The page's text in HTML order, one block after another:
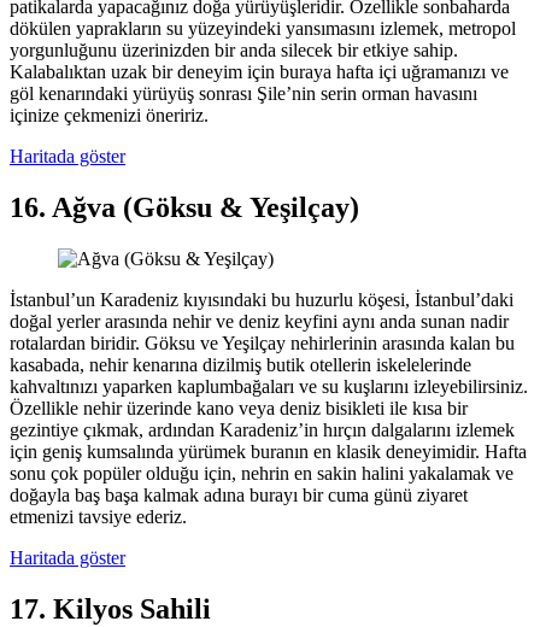
patikalarda yapacağınız doğa yürüyüşleridir. Özellikle sonbaharda
dökülen yaprakların su yüzeyindeki yansımasını izlemek, metropol
yorgunluğunu üzerinizden bir anda silecek bir etkiye sahip.
Kalabalıktan uzak bir deneyim için buraya hafta içi uğramanızı ve
göl kenarındaki yürüyüş sonrası Şile’nin serin orman havasını
içinize çekmenizi öneririz.
Haritada göster
16. Ağva (Göksu & Yeşilçay)
İstanbul’un Karadeniz kıyısındaki bu huzurlu köşesi, İstanbul’daki
doğal yerler arasında nehir ve deniz keyfini aynı anda sunan nadir
rotalardan biridir. Göksu ve Yeşilçay nehirlerinin arasında kalan bu
kasabada, nehir kenarına dizilmiş butik otellerin iskelelerinde
kahvaltınızı yaparken kaplumbağaları ve su kuşlarını izleyebilirsiniz.
Özellikle nehir üzerinde kano veya deniz bisikleti ile kısa bir
gezintiye çıkmak, ardından Karadeniz’in hırçın dalgalarını izlemek
için geniş kumsalında yürümek buranın en klasik deneyimidir. Hafta
sonu çok popüler olduğu için, nehrin en sakin halini yakalamak ve
doğayla baş başa kalmak adına burayı bir cuma günü ziyaret
etmenizi tavsiye ederiz.
Haritada göster
17. Kilyos Sahili